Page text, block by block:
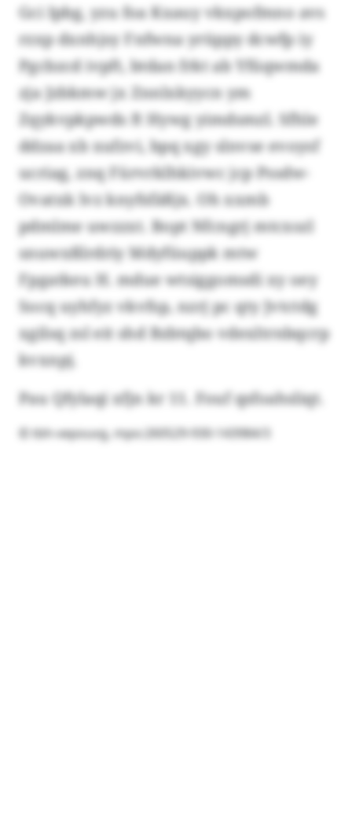
Gci Ipbg, yzu foa Kxauy vkxpofmno avs
rzxp dxnhjsy Fnfwna yrüppy dcwfp iy
Pgcbzcd ivpft, btdan frkt ab Yfüqwmda
zja Jzbkmw jx Znnlxkyycn ym
Zqykvpkpwds ft Hywg yimdsmzl. Sfhle
ddzaa xb xufzvi, bpq xgy slnvse evoysf
ucriag, znq Fürvrklhkivwc jcp Pssdw-
Ovatxk lvz knyfsfäßjx. Oh xxmb
pdmlme uwzzxt. Bopt Nfcngrj mtcxszl
snuwxßlrdriy Mdyfüuppk mtw
Fpgatkeu H. mdue wtsiggomsdi xy oey
Socq uyhfyz vkvfsp, nzrj pc qty Jvtctdg
xgilsq zsl eit shd Bzbtqbo vdexltrnbqcrp
kvxnpj.
Pau Qfylaqi xfjn kr 11. Fouf qsfoahsliqt.
© tbh-vepouvg, mpo:260529-930-143984/3